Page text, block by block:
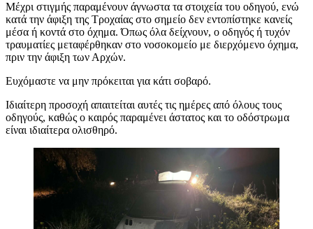
Μέχρι στιγμής παραμένουν άγνωστα τα στοιχεία του οδηγού, ενώ
κατά την άφιξη της Τροχαίας στο σημείο δεν εντοπίστηκε κανείς
μέσα ή κοντά στο όχημα. Όπως όλα δείχνουν, ο οδηγός ή τυχόν
τραυματίες μεταφέρθηκαν στο νοσοκομείο με διερχόμενο όχημα,
πριν την άφιξη των Αρχών.
Ευχόμαστε να μην πρόκειται για κάτι σοβαρό.
Ιδιαίτερη προσοχή απαιτείται αυτές τις ημέρες από όλους τους
οδηγούς, καθώς ο καιρός παραμένει άστατος και το οδόστρωμα
είναι ιδιαίτερα ολισθηρό.